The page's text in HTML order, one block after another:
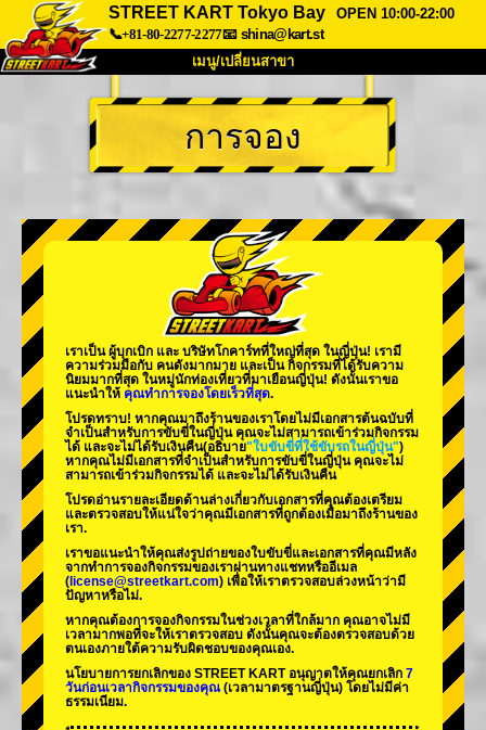
STREET KART Tokyo Bay
OPEN 10:00-22:00
📞+81-80-2277-2277📧 shina@kart.st
เมนู/เปลี่ยนสาขา
หน้าแรก
เกี่ยวกับ สเปค ราคา
บริษัท การจอง
เปลี่ยนสาขา
Tokyo Shinagawa Tokyo Akihabara#1
Tokyo Akihabara#2
Tokyo Shibuya Annex Tokyo Bay
Tokyo Asakusa
Okinawa
การจอง
เราเป็นผู้บุกเบิก และ บริษัทโกคาร์ทที่ใหญ่ที่สุด ในญี่ปุ่น! เรามี
ความร่วมมือกับ คนดังมากมาย และเป็นกิจกรรมที่ได้รับความ
นิยมมากที่สุด ในหมู่นักท่องเที่ยวที่มาเยือนญี่ปุ่น! ดังนั้นเราขอ
แนะนำให้ คุณทำการจองโดยเร็วที่สุด.
โปรดทราบ! หากคุณมาถึงร้านของเราโดยไม่มีเอกสารต้นฉบับที่
จำเป็นสำหรับการขับขี่ในญี่ปุ่น คุณจะไม่สามารถเข้าร่วมกิจกรรม
ได้ และจะไม่ได้รับเงินคืน(อธิบาย"ใบขับขี่ที่ใช้ขับรถในญี่ปุ่น")
หากคุณไม่มีเอกสารที่จำเป็นสำหรับการขับขี่ในญี่ปุ่น คุณจะไม่
สามารถเข้าร่วมกิจกรรมได้ และจะไม่ได้รับเงินคืน
โปรดอ่านรายละเอียดด้านล่างเกี่ยวกับเอกสารที่คุณต้องเตรียม
และตรวจสอบให้แน่ใจว่าคุณมีเอกสารที่ถูกต้องเมื่อมาถึงร้านของ
เรา.
เราขอแนะนำให้คุณส่งรูปถ่ายของใบขับขี่และเอกสารที่คุณมีหลัง
จากทำการจองกิจกรรมของเราผ่านทางแชทหรืออีเมล
( license@streetkart.com) เพื่อให้เราตรวจสอบล่วงหน้าว่ามี
ปัญหาหรือไม่.
หากคุณต้องการจองกิจกรรมในช่วงเวลาที่ใกล้มาก คุณอาจไม่มี
เวลามากพอที่จะให้เราตรวจสอบ ดังนั้นคุณจะต้องตรวจสอบด้วย
ตนเองภายใต้ความรับผิดชอบของคุณเอง.
นโยบายการยกเลิกของ STREET KART อนุญาตให้คุณยกเลิก 7
วันก่อนเวลากิจกรรมของคุณ(เวลามาตรฐานญี่ปุ่น) โดยไม่มีค่า
ธรรมเนียม.